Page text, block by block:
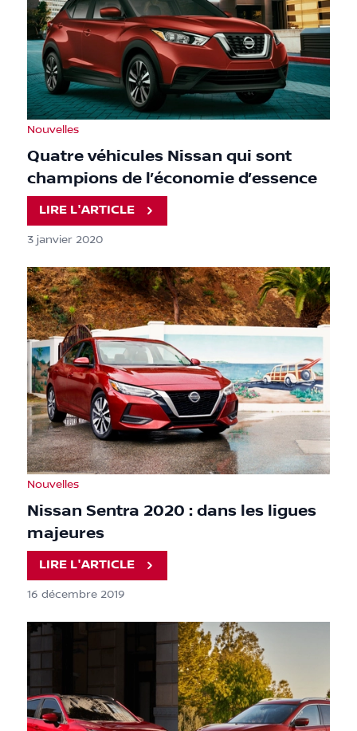
Nouvelles
Quatre véhicules Nissan qui sont
champions de l’économie d’essence
LIRE L'ARTICLE
3 janvier 2020
Nouvelles
Nissan Sentra 2020 : dans les ligues
majeures
LIRE L'ARTICLE
16 décembre 2019